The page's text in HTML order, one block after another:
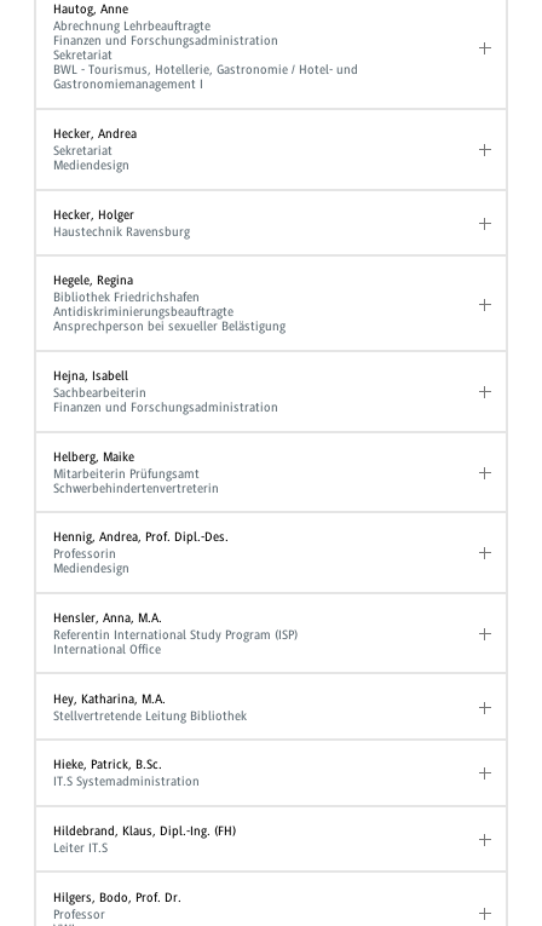
Hautog, Anne
Abrechnung Lehrbeauftragte
Finanzen und Forschungsadministration
Sekretariat
BWL - Tourismus, Hotellerie, Gastronomie / Hotel- und
Gastronomiemanagement I
Hecker, Andrea
Sekretariat
Mediendesign
Hecker, Holger
Haustechnik Ravensburg
Hegele, Regina
Bibliothek Friedrichshafen
Antidiskriminierungsbeauftragte
Ansprechperson bei sexueller Belästigung
Hejna, Isabell
Sachbearbeiterin
Finanzen und Forschungsadministration
Helberg, Maike
Mitarbeiterin Prüfungsamt
Schwerbehindertenvertreterin
Hennig, Andrea, Prof. Dipl.-Des.
Professorin
Mediendesign
Hensler, Anna, M.A.
Referentin International Study Program (ISP)
International Office
Hey, Katharina, M.A.
Stellvertretende Leitung Bibliothek
Hieke, Patrick, B.Sc.
IT.S Systemadministration
Hildebrand, Klaus, Dipl.-Ing. (FH)
Leiter IT.S
Hilgers, Bodo, Prof. Dr.
Professor